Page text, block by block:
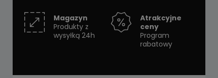
Magazyn
Produkty z
wysyłką 24h
Atrakcyjne
ceny
Program
rabatowy